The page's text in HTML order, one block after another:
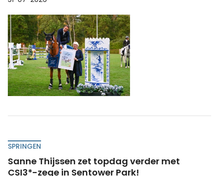
SPRINGEN
Sanne Thijssen zet topdag verder met
CSI3*-zege in Sentower Park!